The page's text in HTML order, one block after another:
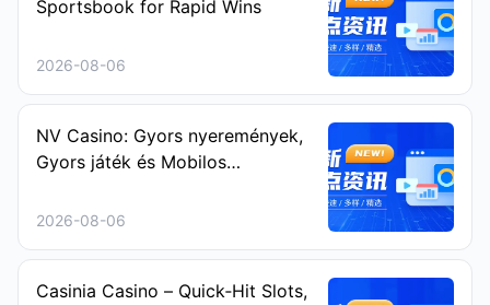
Sportsbook for Rapid Wins
2026-08-06
NV Casino: Gyors nyeremények,
Gyors játék és Mobilos
2026-08-06
Casinia Casino – Quick‑Hit Slots,